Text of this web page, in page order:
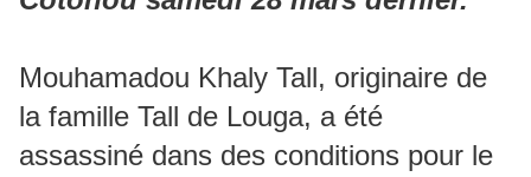
Mouhamadou Khaly Tall, originaire de
la famille Tall de Louga, a été
assassiné dans des conditions pour le